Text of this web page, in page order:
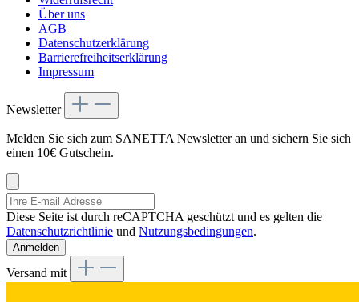
Über uns
AGB
Datenschutzerklärung
Barrierefreiheitserklärung
Impressum
Newsletter
Melden Sie sich zum SANETTA Newsletter an und sichern Sie sich
einen 10€ Gutschein.
Diese Seite ist durch reCAPTCHA geschützt und es gelten die
Datenschutzrichtlinie und Nutzungsbedingungen.
Anmelden
Versand mit